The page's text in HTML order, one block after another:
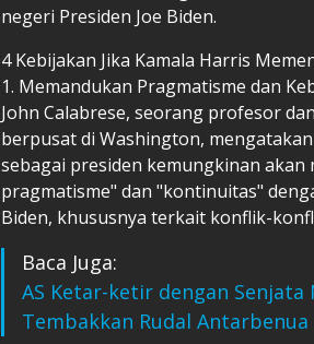
negeri Presiden Joe Biden.
4 Kebijakan Jika Kamala Harris
1. Memandukan Pragmatisme dan
John Calabrese, seorang profesor
berpusat di Washington,
sebagai presiden kemungkinan
pragmatisme" dan "kontinuitas"
Biden, khususnya terkait konflik-
Baca Juga:
AS Ketar-ketir dengan
Tembakkan Rudal Antarbenua